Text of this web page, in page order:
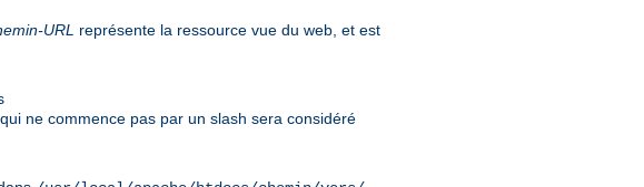
URL représente la ressource vue du web, et est
qui ne commence pas par un slash sera considéré